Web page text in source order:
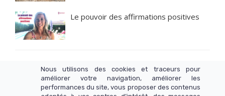
Le pouvoir des affirmations positives
Nous utilisons des cookies et traceurs pour
améliorer votre navigation, améliorer les
performances du site, vous proposer des contenus